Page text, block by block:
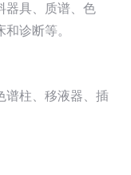
器具、质谱、色
诊断等。
谱柱、移液器、插